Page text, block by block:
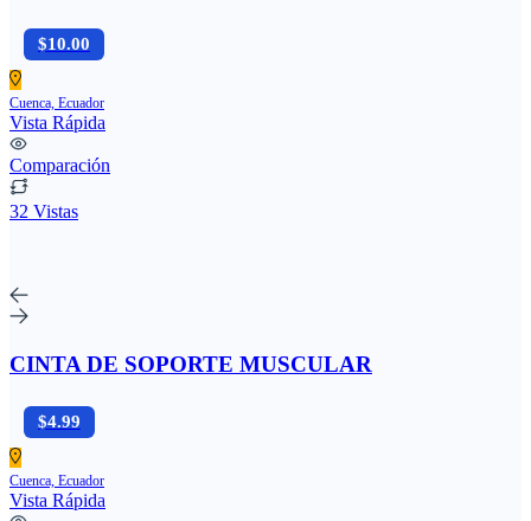
$10.00
Cuenca, Ecuador
Vista Rápida
Comparación
32 Vistas
CINTA DE SOPORTE MUSCULAR
$4.99
Cuenca, Ecuador
Vista Rápida